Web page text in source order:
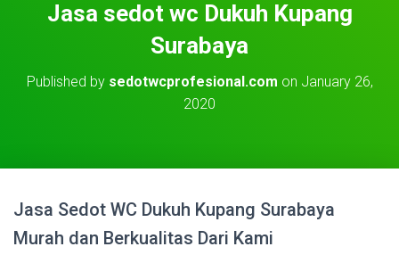
I
O
Jasa sedot wc Dukuh Kupang
Surabaya
Published by sedotwcprofesional.com on January 26,
2020
Jasa Sedot WC Dukuh Kupang Surabaya
Murah dan Berkualitas Dari Kami